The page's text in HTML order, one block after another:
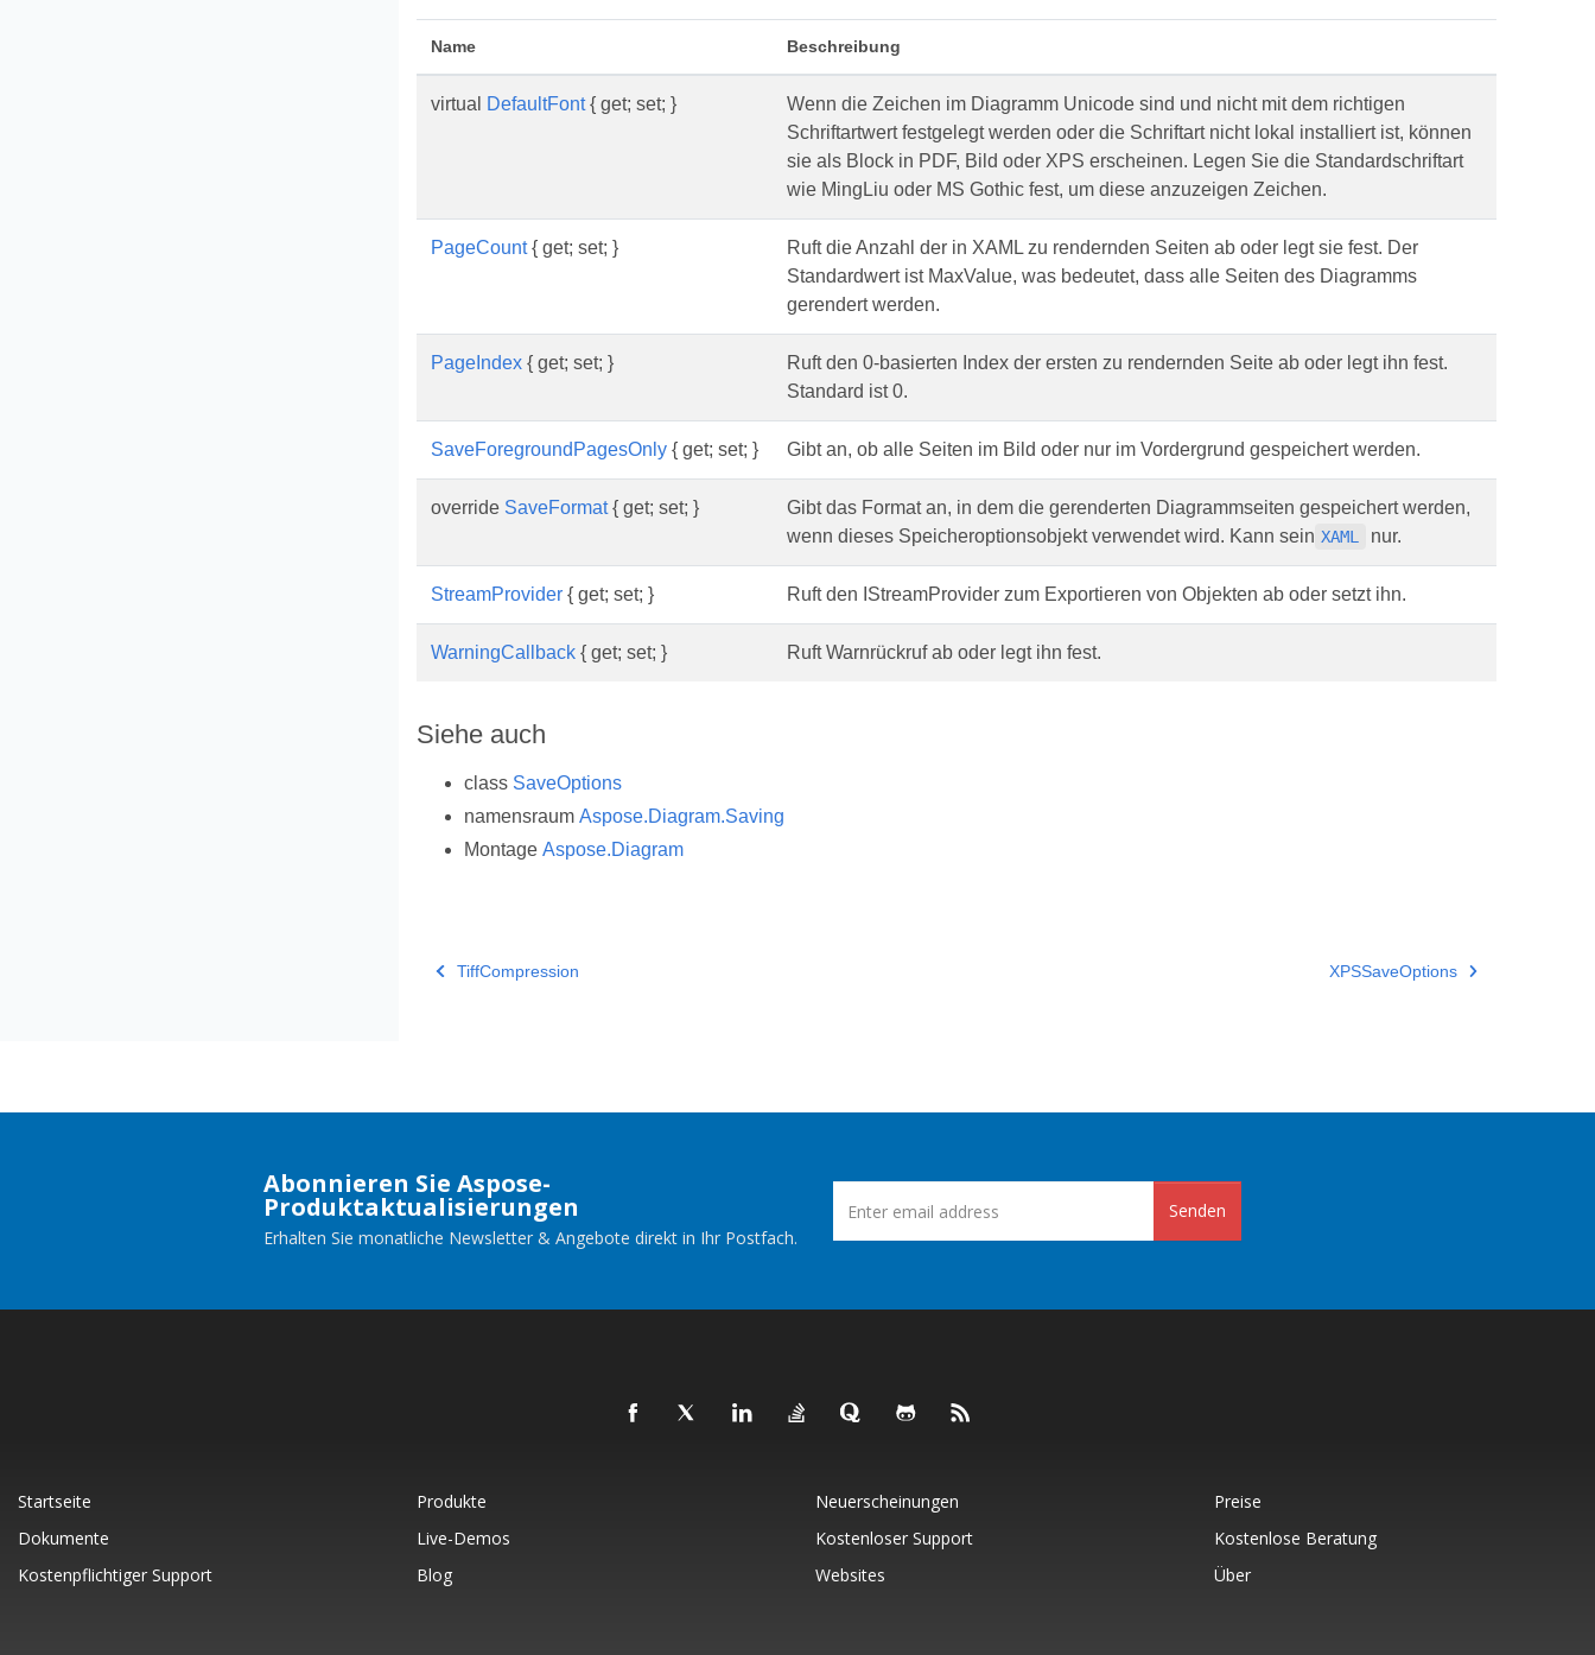
Name Beschreibung
virtual DefaultFont{ get; set; }
Wenn die Zeichen im Diagramm Unicode sind und nicht mit dem richtigen
Schriftartwert festgelegt werden oder die Schriftart nicht lokal installiert ist, können
sie als Block in PDF, Bild oder XPS erscheinen. Legen Sie die Standardschriftart
wie MingLiu oder MS Gothic fest, um diese anzuzeigen Zeichen.
PageCount{ get; set; }
Ruft die Anzahl der in XAML zu rendernden Seiten ab oder legt sie fest. Der
Standardwert ist MaxValue, was bedeutet, dass alle Seiten des Diagramms
gerendert werden.
PageIndex { get; set; }
Ruft den 0-basierten Index der ersten zu rendernden Seite ab oder legt ihn fest.
Standard ist 0.
SaveForegroundPagesOnly { get; set; } Gibt an, ob alle Seiten im Bild oder nur im Vordergrund gespeichert werden.
override SaveFormat{ get; set; }
Gibt das Format an, in dem die gerenderten Diagrammseiten gespeichert werden,
wenn dieses Speicheroptionsobjekt verwendet wird. Kann sein XAML nur.
StreamProvider { get; set; } Ruft den IStreamProvider zum Exportieren von Objekten ab oder setzt ihn.
WarningCallback { get; set; } Ruft Warnrückruf ab oder legt ihn fest.
Siehe auch
class SaveOptions
namensraum Aspose.Diagram.Saving
Montage Aspose.Diagram
TiffCompression XPSSaveOptions
Abonnieren Sie Aspose-
Produktaktualisierungen
Erhalten Sie monatliche Newsletter & Angebote direkt in Ihr Postfach.
Senden
Startseite Produkte Neuerscheinungen
Preise
Dokumente
Live-Demos Kostenloser Support
Kostenlose Beratung
Kostenpflichtiger Support
Blog Websites Über